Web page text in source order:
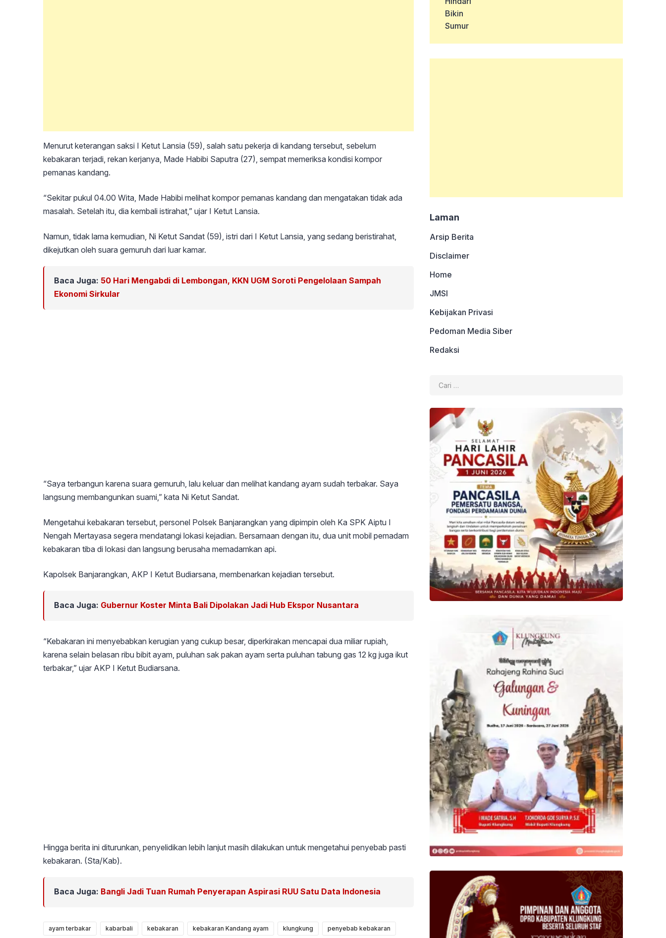
Menurut keterangan saksi I Ketut Lansia (59), salah satu pekerja di kandang tersebut, sebelum
kebakaran terjadi, rekan kerjanya, Made Habibi Saputra (27), sempat memeriksa kondisi kompor
pemanas kandang.
“Sekitar pukul 04.00 Wita, Made Habibi melihat kompor pemanas kandang dan mengatakan tidak ada
masalah. Setelah itu, dia kembali istirahat,” ujar I Ketut Lansia.
Namun, tidak lama kemudian, Ni Ketut Sandat (59), istri dari I Ketut Lansia, yang sedang beristirahat,
dikejutkan oleh suara gemuruh dari luar kamar.
Baca Juga: 50 Hari Mengabdi di Lembongan, KKN UGM Soroti Pengelolaan Sampah
Ekonomi Sirkular
“Saya terbangun karena suara gemuruh, lalu keluar dan melihat kandang ayam sudah terbakar. Saya
langsung membangunkan suami,” kata Ni Ketut Sandat.
Mengetahui kebakaran tersebut, personel Polsek Banjarangkan yang dipimpin oleh Ka SPK Aiptu I
Nengah Mertayasa segera mendatangi lokasi kejadian. Bersamaan dengan itu, dua unit mobil pemadam
kebakaran tiba di lokasi dan langsung berusaha memadamkan api.
Kapolsek Banjarangkan, AKP I Ketut Budiarsana, membenarkan kejadian tersebut.
Baca Juga: Gubernur Koster Minta Bali Dipolakan Jadi Hub Ekspor Nusantara
“Kebakaran ini menyebabkan kerugian yang cukup besar, diperkirakan mencapai dua miliar rupiah,
karena selain belasan ribu bibit ayam, puluhan sak pakan ayam serta puluhan tabung gas 12 kg juga ikut
terbakar,” ujar AKP I Ketut Budiarsana.
Hingga berita ini diturunkan, penyelidikan lebih lanjut masih dilakukan untuk mengetahui penyebab pasti
kebakaran. (Sta/Kab).
Baca Juga: Bangli Jadi Tuan Rumah Penyerapan Aspirasi RUU Satu Data Indonesia
ayam terbakar kabarbali kebakaran kebakaran Kandang ayam klungkung penyebab kebakaran
Laman
Arsip Berita
Disclaimer
Home
JMSI
Kebijakan Privasi
Pedoman Media Siber
Redaksi
untuk: